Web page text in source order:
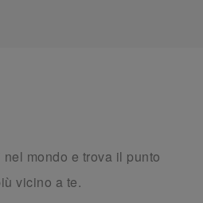
mondo e trova il punto
vicino a te.